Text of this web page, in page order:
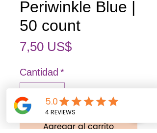
Periwinkle Blue |
50 count
7,50 US$Precio
Cantidad *
Agregar al carrito